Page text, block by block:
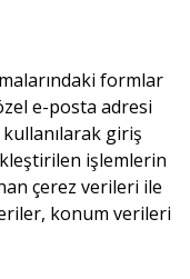
formlar
e-posta adresi
kullanılarak giriş
işlemlerin
çerez verileri ile
konum verileri